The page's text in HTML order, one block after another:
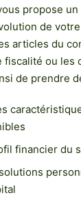
propose
de
articles du
fiscalité ou les
de prendre
financier du